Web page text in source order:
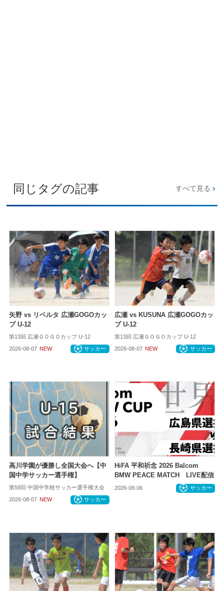
同じタグの記事 すべて見る
矢野 vs リベルタ 広瀬GOGOカッ
プ U-12
第13回 広瀬ＧＯＧＯカップ U-12
2026-08-07 NEW サッカー
広瀬 vs KUSUNA 広瀬GOGOカッ
プ U-12
第13回 広瀬ＧＯＧＯカップ U-12
2026-08-07 NEW サッカー
高川学園が優勝し全国大会へ【中
国中学サッカー選手権】
第58回 中国中学校サッカー選手権大会
2026-08-07 NEW サッカー
HiFA 平和祈念 2026 Balcom
BMW PEACE MATCH LIVE配信
2026-08-06 サッカー